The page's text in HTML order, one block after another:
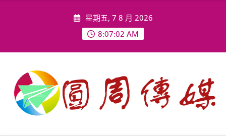
星期五, 7 8 月 2026
8:07:04 AM